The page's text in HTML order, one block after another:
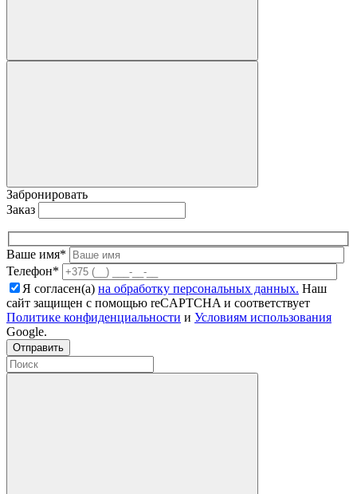
Забронировать
Заказ
Ваше имя*
Телефон*
Я согласен(а) на обработку персональных данных. Наш
сайт защищен с помощью reCAPTCHA и соответствует
Политике конфиденциальности и Условиям использования
Google.